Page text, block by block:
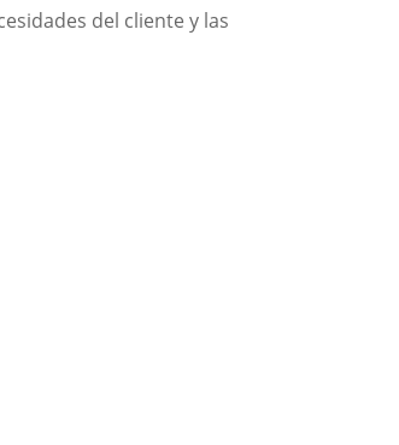
del cliente y las